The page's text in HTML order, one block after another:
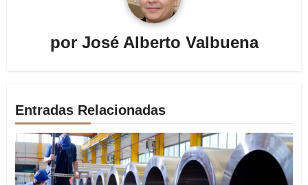
por José Alberto Valbuena
Entradas Relacionadas